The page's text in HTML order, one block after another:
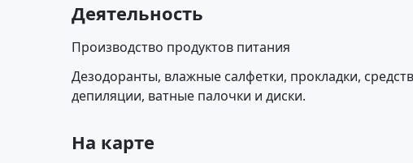
Деятельность
Производство продуктов питания
Дезодоранты, влажные салфетки, прокладки,
депиляции, ватные палочки и диски.
На карте